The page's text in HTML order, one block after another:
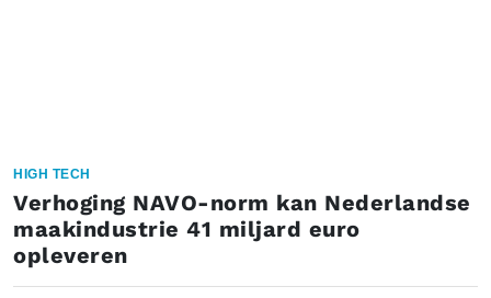
HIGH TECH
Verhoging NAVO-norm kan Nederlandse
maakindustrie 41 miljard euro
opleveren